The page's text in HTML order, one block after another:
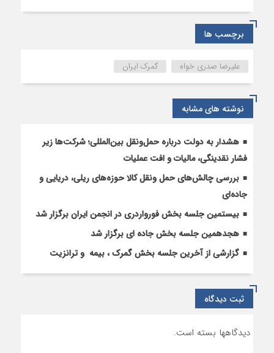
از
تسهیلات
ترخیص
درصدی
از
گمرکات
برچسب ها
علیرضا صدری خواه گمرک ایران
نوشته های مشابه
هشدار به دولت درباره حمل‌ونقل بین‌المللی؛ شرکت‌ها زیر
فشار نقدینگی، مالیات و افت عملیات
بررسی چالش‌های حمل ونقل کالا حوزه‌های ریلی، دریایی و
جاده‌ای
بیستمین جلسه بخش فورواردری در انجمن ایران برگزار شد
هجدهمین جلسه بخش جاده ای برگزار شد
گزارشی از آخرین جلسه بخش گمرک ، بیمه و ترانزیت
ثبت دیدگاه
دیدگاهها بسته است.